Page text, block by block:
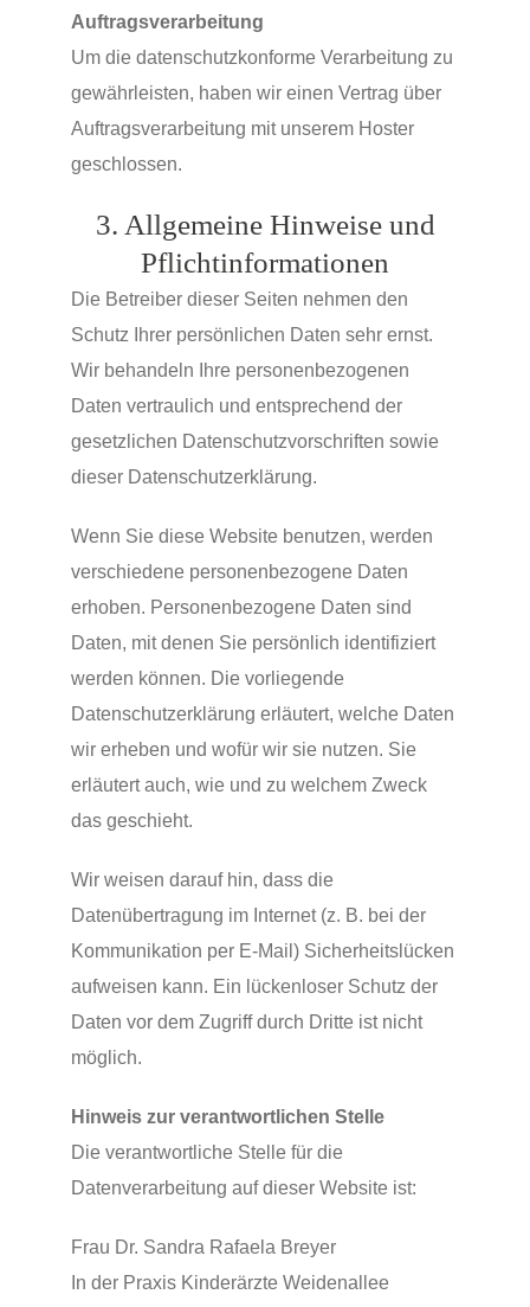
Auftragsverarbeitung
Um die datenschutzkonforme Verarbeitung zu
gewährleisten, haben wir einen Vertrag über
Auftragsverarbeitung mit unserem Hoster
geschlossen.
3. Allgemeine Hinweise und
Pflichtinformationen
Die Betreiber dieser Seiten nehmen den
Schutz Ihrer persönlichen Daten sehr ernst.
Wir behandeln Ihre personenbezogenen
Daten vertraulich und entsprechend der
gesetzlichen Datenschutzvorschriften sowie
dieser Datenschutzerklärung.
Wenn Sie diese Website benutzen, werden
verschiedene personenbezogene Daten
erhoben. Personenbezogene Daten sind
Daten, mit denen Sie persönlich identifiziert
werden können. Die vorliegende
Datenschutzerklärung erläutert, welche Daten
wir erheben und wofür wir sie nutzen. Sie
erläutert auch, wie und zu welchem Zweck
das geschieht.
Wir weisen darauf hin, dass die
Datenübertragung im Internet (z. B. bei der
Kommunikation per E-Mail) Sicherheitslücken
aufweisen kann. Ein lückenloser Schutz der
Daten vor dem Zugriff durch Dritte ist nicht
möglich.
Hinweis zur verantwortlichen Stelle
Die verantwortliche Stelle für die
Datenverarbeitung auf dieser Website ist:
Frau Dr. Sandra Rafaela Breyer
In der Praxis Kinderärzte Weidenallee